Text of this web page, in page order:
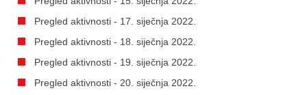
Pregled aktivnosti - 17. siječnja 2022.
Pregled aktivnosti - 18. siječnja 2022.
Pregled aktivnosti - 19. siječnja 2022.
Pregled aktivnosti - 20. siječnja 2022.